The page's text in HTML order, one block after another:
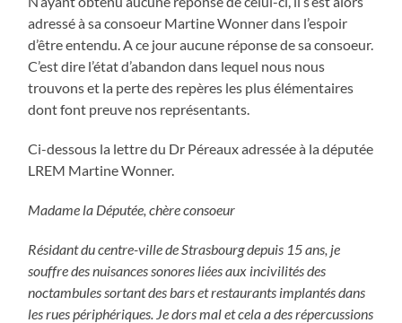
adressé à sa consoeur Martine Wonner dans l’espoir
d’être entendu. A ce jour aucune réponse de sa consoeur.
C’est dire l’état d’abandon dans lequel nous nous
trouvons et la perte des repères les plus élémentaires
dont font preuve nos représentants.
Ci-dessous la lettre du Dr Péreaux adressée à la députée
LREM Martine Wonner.
Madame la Députée, chère consoeur
Résidant du centre-ville de Strasbourg depuis 15 ans, je
souffre des nuisances sonores liées aux incivilités des
noctambules sortant des bars et restaurants implantés dans
les rues périphériques. Je dors mal et cela a des répercussions